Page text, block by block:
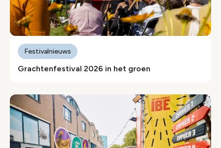
Grachtenfestival 2026 in het groen
Festivalnieuws